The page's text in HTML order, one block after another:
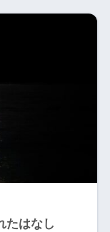
たはなし